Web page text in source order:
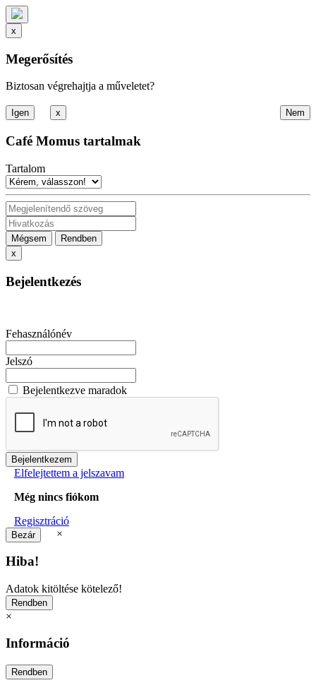
x
Megerősítés
Biztosan végrehajtja a műveletet?
x
Café Momus tartalmak
Tartalom
Mégsem
Rendben
x
Bejelentkezés
Fehasználónév
Jelszó
Bejelentkezve maradok
Elfelejtettem a jelszavam
Még nincs fiókom
Regisztráció
×
Hiba!
Adatok kitöltése kötelező!
×
Információ